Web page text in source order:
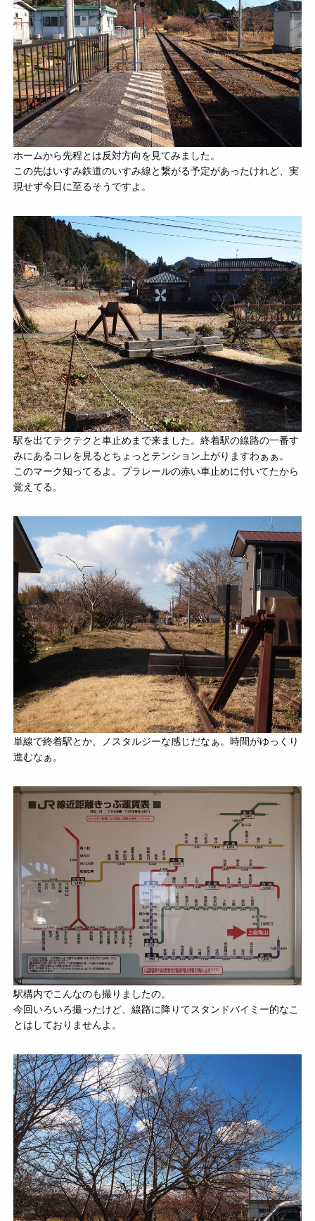
ホームから先程とは反対方向を見てみました。
この先はいすみ鉄道のいすみ線と繋がる予定があったけれど、実
現せず今日に至るそうですよ。
駅を出てテクテクと車止めまで来ました。終着駅の線路の一番す
みにあるコレを見るとちょっとテンション上がりますわぁぁ。
このマーク知ってるよ。プラレールの赤い車止めに付いてたから
覚えてる。
単線で終着駅とか、ノスタルジーな感じだなぁ。時間がゆっくり
進むなぁ。
駅構内でこんなのも撮りましたの。
今回いろいろ撮ったけど、線路に降りてスタンドバイミー的なこ
とはしておりませんよ。